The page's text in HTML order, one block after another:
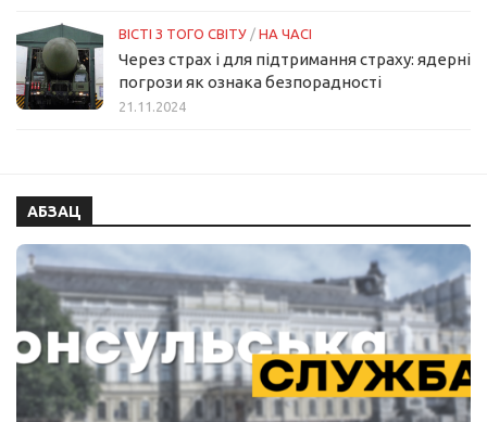
ВІСТІ З ТОГО СВІТУ / НА ЧАСІ
Через страх і для підтримання страху: ядерні
погрози як ознака безпорадності
21.11.2024
АБЗАЦ